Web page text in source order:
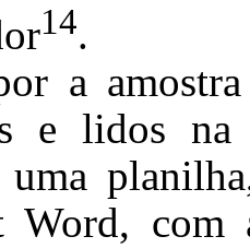
14.
a
e lidos na
com